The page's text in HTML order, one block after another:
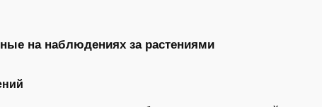
на наблюдениях за растениями